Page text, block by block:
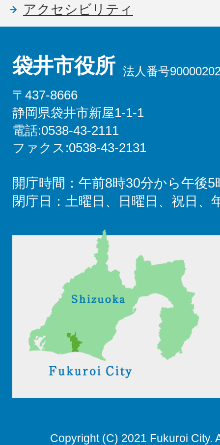
アクセシビリティ
袋井市役所 法人番号
〒437-8666
静岡県袋井市新屋1-1-1
電話:0538-43-2111
ファクス:0538-43-2131
開庁時間：午前8時30分から午後5
閉庁日：土曜日、日曜日、祝日、
Copyright (C) 2021 Fukuroi City.